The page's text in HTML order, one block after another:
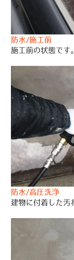
防水/施工前
施工前の状態です。
防水/高圧洗浄
建物に付着した汚